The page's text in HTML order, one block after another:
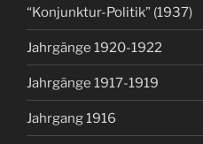
“Konjunktur-Politik” (1937)
Jahrgänge 1920-1922
Jahrgänge 1917-1919
Jahrgang 1916